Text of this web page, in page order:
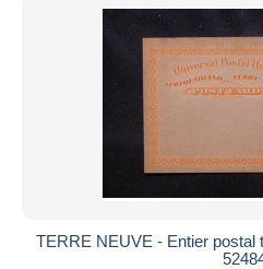
TERRE NEUVE - Entier postal